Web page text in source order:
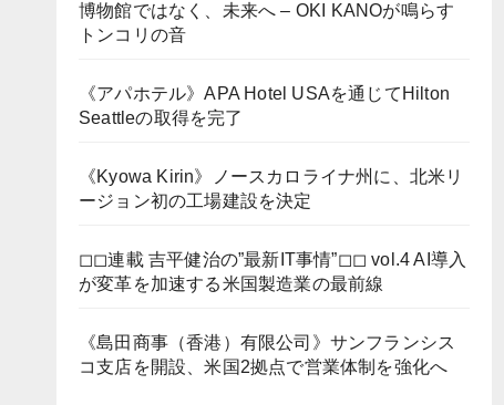
博物館ではなく、未来へ – OKI KANOが鳴らす
トンコリの音
《アパホテル》APA Hotel USAを通じてHilton
Seattleの取得を完了
《Kyowa Kirin》ノースカロライナ州に、北米リ
ージョン初の工場建設を決定
◻︎◻︎連載 吉平健治の”最新IT事情”◻︎◻︎ vol.4 AI導入
が変革を加速する米国製造業の最前線
《島田商事（香港）有限公司》サンフランシス
コ支店を開設、米国2拠点で営業体制を強化へ